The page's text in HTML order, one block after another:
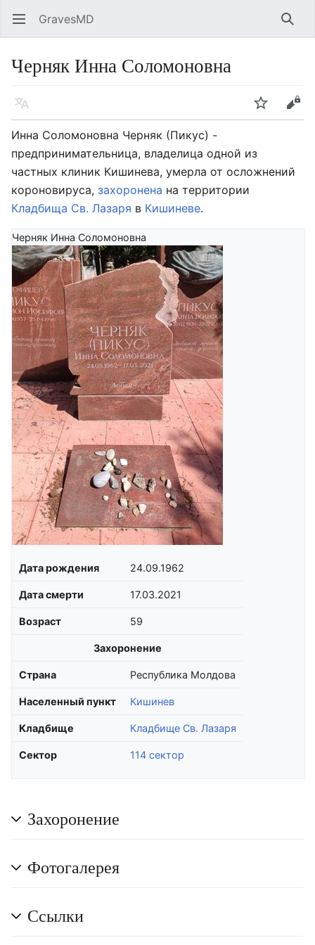
Открыть главное меню GravesMD Найти
Черняк Инна Соломоновна
Язык Следить
Инна Соломоновна Черняк (Пикус) -
предпринимательница, владелица одной из
частных клиник Кишинева, умерла от осложнений
короновируса, захоронена на территории
Кладбища Св. Лазаря в Кишиневе.
Черняк Инна Соломоновна
Дата рождения 24.09.1962
Дата смерти 17.03.2021
Возраст 59
Захоронение
Страна Республика Молдова
Населенный пункт Кишинев
Кладбище Кладбище Св. Лазаря
Сектор 114 сектор
Захоронение
Фотогалерея
Ссылки